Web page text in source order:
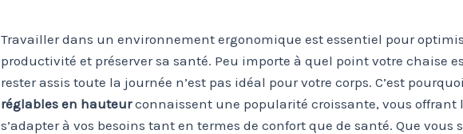
Travailler dans un environnement ergonomique est essentiel pour
productivité et préserver sa santé. Peu importe à quel point votre chaise
rester assis toute la journée n’est pas idéal pour votre corps. C’est
réglables en hauteurconnaissent une popularité croissante, vous offrant
s’adapter à vos besoins tant en termes de confort que de santé. Que vous